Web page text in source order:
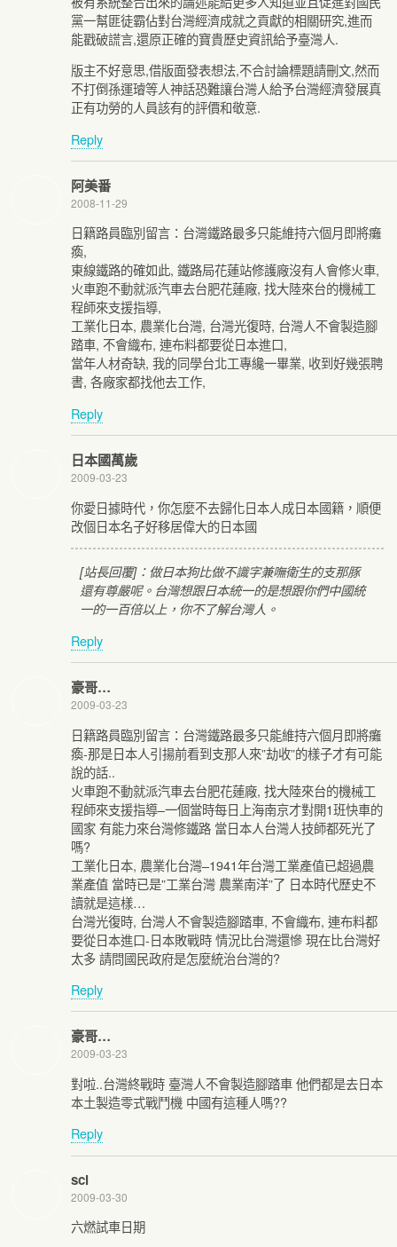
黨一幫匪徒霸佔對台灣經濟成就之貢獻的相關研究,進而
能戳破謊言,還原正確的寶貴歷史資訊給予臺灣人.
版主不好意思,借版面發表想法,不合討論標題請刪文,然而
不打倒孫運璿等人神話恐難讓台灣人給予台灣經濟發展真
正有功勞的人員該有的評價和敬意.
Reply
阿美番
2008-11-29
日籍路員臨別留言：台灣鐵路最多只能維持六個月即將癱
瘓,
東線鐵路的確如此, 鐵路局花蓮站修護廠沒有人會修火車,
火車跑不動就派汽車去台肥花蓮廠, 找大陸來台的機械工
程師來支援指導,
工業化日本, 農業化台灣, 台灣光復時, 台灣人不會製造腳
踏車, 不會織布, 連布料都要從日本進口,
當年人材奇缺, 我的同學台北工專纔一畢業, 收到好幾張聘
書, 各廠家都找他去工作,
Reply
日本國萬歲
2009-03-23
你愛日據時代，你怎麼不去歸化日本人成日本國籍，順便
改個日本名子好移居偉大的日本國
[站長回覆]：做日本狗比做不識字兼嘸衛生的支那豚
還有尊嚴呢。台灣想跟日本統一的是想跟你們中國統
一的一百倍以上，你不了解台灣人。
Reply
豪哥…
2009-03-23
日籍路員臨別留言：台灣鐵路最多只能維持六個月即將癱
瘓-那是日本人引揚前看到支那人來”劫收”的樣子才有可能
說的話..
火車跑不動就派汽車去台肥花蓮廠, 找大陸來台的機械工
程師來支援指導–一個當時每日上海南京才對開1班快車的
國家 有能力來台灣修鐵路 當日本人台灣人技師都死光了
嗎?
工業化日本, 農業化台灣–1941年台灣工業產值已超過農
業產值 當時已是”工業台灣 農業南洋”了 日本時代歷史不
讀就是這樣…
台灣光復時, 台灣人不會製造腳踏車, 不會織布, 連布料都
要從日本進口-日本敗戰時 情況比台灣還慘 現在比台灣好
太多 請問國民政府是怎麼統治台灣的?
Reply
豪哥…
2009-03-23
對啦..台灣終戰時 臺灣人不會製造腳踏車 他們都是去日本
本土製造零式戰鬥機 中國有這種人嗎??
Reply
scl
2009-03-30
六燃試車日期